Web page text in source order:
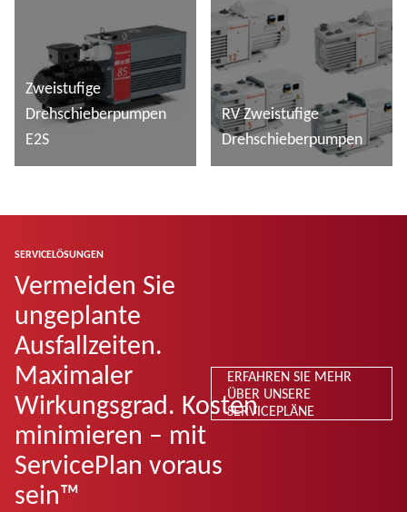
Zweistufige
Drehschieberpumpen
E2S
RV Zweistufige
Drehschieberpumpen
SERVICELÖSUNGEN
Vermeiden Sie
ungeplante
Ausfallzeiten.
Maximaler
Wirkungsgrad. Kosten
minimieren – mit
ServicePlan voraus
sein™
ERFAHREN SIE MEHR
ÜBER UNSERE
SERVICEPLÄNE